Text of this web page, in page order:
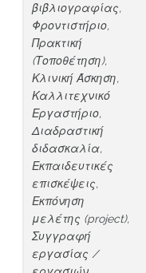
βιβλιογραφίας,
Φροντιστήριο,
Πρακτική
(Τοποθέτηση),
Κλινική Άσκηση,
Καλλιτεχνικό
Εργαστήριο,
Διαδραστική
διδασκαλία,
Εκπαιδευτικές
επισκέψεις,
Εκπόνηση
μελέτης (project),
Συγγραφή
εργασίας /